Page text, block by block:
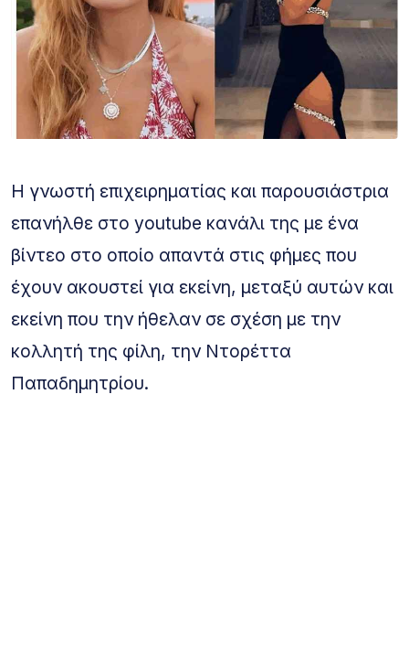
Η γνωστή επιχειρηματίας και παρουσιάστρια
επανήλθε στο youtube κανάλι της με ένα
βίντεο στο οποίο απαντά στις φήμες που
έχουν ακουστεί για εκείνη, μεταξύ αυτών και
εκείνη που την ήθελαν σε σχέση με την
κολλητή της φίλη, την Ντορέττα
Παπαδημητρίου.